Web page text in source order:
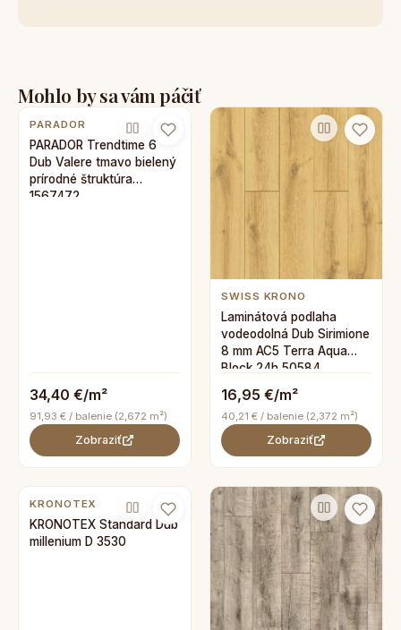
Mohlo by sa vám páčiť
PARADOR
PARADOR Trendtime 6
Dub Valere tmavo bielený
prírodné štruktúra
1567472
34,40 €/m²
91,93 € / balenie (2,672 m²)
Zobraziť
SWISS KRONO
Laminátová podlaha
vodeodolná Dub Sirimione
8 mm AC5 Terra Aqua
Block 24h 50584
16,95 €/m²
40,21 € / balenie (2,372 m²)
Zobraziť
KRONOTEX
KRONOTEX Standard Dub
millenium D 3530